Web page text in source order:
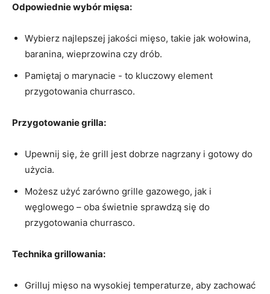
Odpowiednie ⁤wybór mięsa:
Wybierz najlepszej ⁣jakości mięso, takie ⁤jak wołowina,
baranina, wieprzowina czy drób.
Pamiętaj o marynacie ‍- to kluczowy element
przygotowania churrasco.
Przygotowanie grilla:
Upewnij się, że grill ⁣jest dobrze‌ nagrzany i gotowy do ​
użycia.
Możesz użyć zarówno‍ grille gazowego, jak i
węglowego – ‍oba świetnie sprawdzą się do
przygotowania churrasco.
Technika grillowania:
Grilluj mięso na wysokiej temperaturze, ​aby ⁤zachować